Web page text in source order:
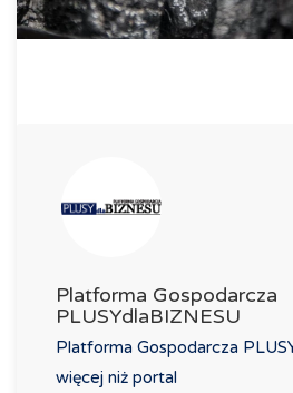
Platforma Gospodarcza
PLUSYdlaBIZNESU
Platforma Gospodarcza
więcej niż portal